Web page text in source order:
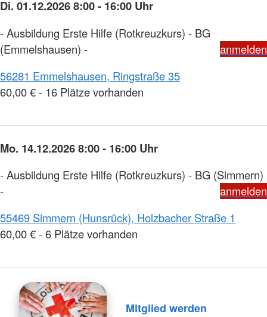
Di. 01.12.2026 8:00 - 16:00 Uhr
- Ausbildung Erste Hilfe (Rotkreuzkurs) - BG
(Emmelshausen) -
anmelden
56281 Emmelshausen, Ringstraße 35
60,00 € - 16 Plätze vorhanden
Mo. 14.12.2026 8:00 - 16:00 Uhr
- Ausbildung Erste Hilfe (Rotkreuzkurs) - BG (Simmern)
-
anmelden
55469 Simmern (Hunsrück), Holzbacher Straße 1
60,00 € - 6 Plätze vorhanden
Mitglied werden